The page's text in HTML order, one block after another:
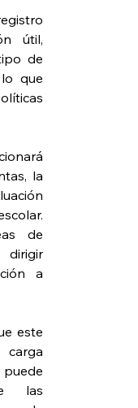
útil,
de
que
la
de
a
este
puede
las